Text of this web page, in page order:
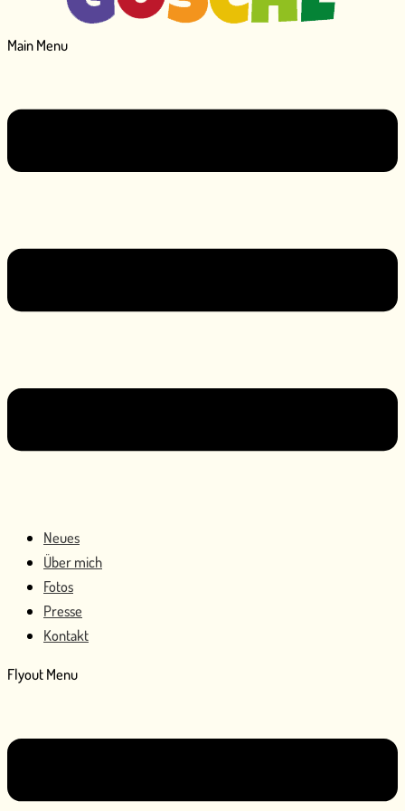
Main Menu
Neues
Über mich
Fotos
Presse
Kontakt
Flyout Menu